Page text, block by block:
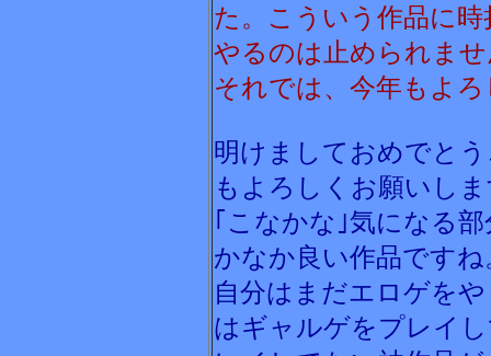
た。こういう作品に
やるのは止められま
それでは、今年もよ
明けましておめでと
もよろしくお願いし
｢こなかな｣気になる
かなか良い作品ですね
自分はまだエロゲを
はギャルゲをプレイ